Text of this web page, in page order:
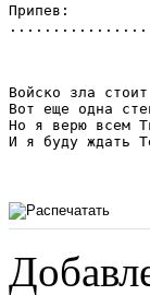
Припев:
Войско зла
Вот еще одна
Но я верю всем
И я буду ждать